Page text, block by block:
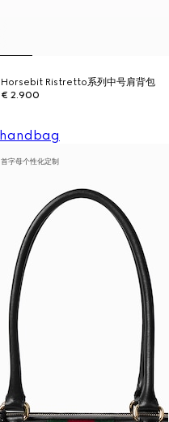
Horsebit Ristretto系列中号肩背包
€ 2.900
首字母个性化定制